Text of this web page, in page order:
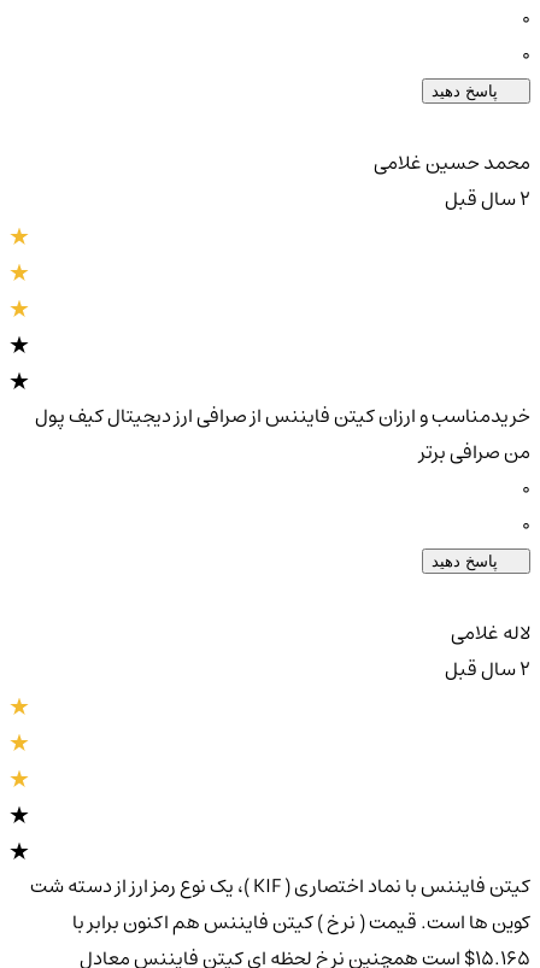
پاسخ دهید
محمد حسین غلامی
خریدمناسب و ارزان کیتن فایننس از صرافی ارز دیجیتال کیف پول
من صرافی برتر
پاسخ دهید
لاله غلامی
کیتن فایننس با نماد اختصاری ( KIF )، یک نوع رمز ارز از دسته شت
کوین ها است. قیمت ( نرخ ) کیتن فایننس هم اکنون برابر با
15.165$ است همچنین نرخ لحظه ای کیتن فایننس معادل